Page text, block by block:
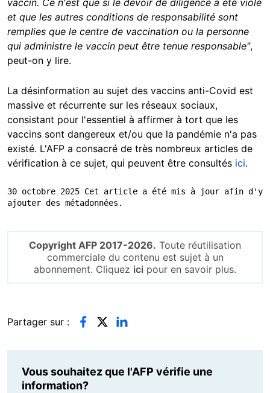
vaccin. Ce n'est que si le devoir de diligence a été violé
et que les autres conditions de responsabilité sont
remplies que le centre de vaccination ou la personne
qui administre le vaccin peut être tenue responsable",
peut-on y lire.
La désinformation au sujet des vaccins anti-Covid est
massive et récurrente sur les réseaux sociaux,
consistant pour l'essentiel à affirmer à tort que les
vaccins sont dangereux et/ou que la pandémie n'a pas
existé. L'AFP a consacré de très nombreux articles de
vérification à ce sujet, qui peuvent être consultés ici.
30 octobre 2025 Cet article a été mis à jour afin d'y
ajouter des métadonnées.
Copyright AFP 2017-2026. Toute réutilisation
commerciale du contenu est sujet à un
abonnement. Cliquez ici pour en savoir plus.
Partager sur :
Vous souhaitez que l'AFP vérifie une
information?